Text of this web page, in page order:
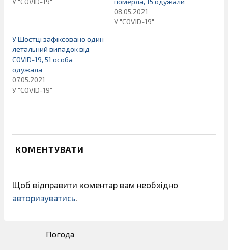
08.05.2021
У "COVID-19"
У Шостці зафіксовано один
летальний випадок від
COVID-19, 51 особа
одужала
07.05.2021
У "COVID-19"
КОМЕНТУВАТИ
Щоб відправити коментар вам необхідно
авторизуватись
Погода